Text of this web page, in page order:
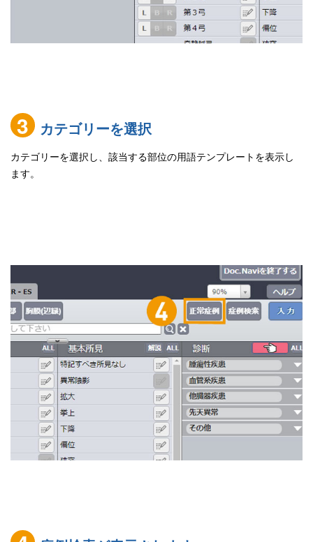
3 カテゴリーを選択
カテゴリーを選択し、該当する部位の用語テンプレートを表示し
ます。